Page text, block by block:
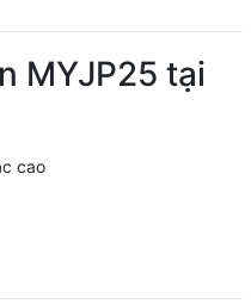
MYJP25 tại
cao